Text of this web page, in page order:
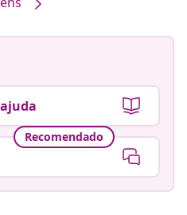
Recomendado